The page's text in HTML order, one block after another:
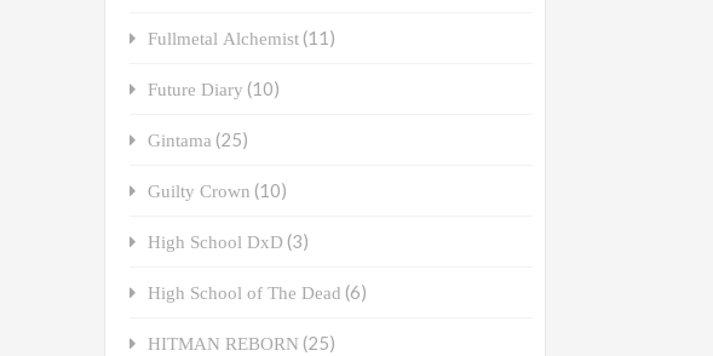
Fullmetal Alchemist (11)
Future Diary (10)
Gintama (25)
Guilty Crown (10)
High School DxD (3)
High School of The Dead (6)
HITMAN REBORN (25)